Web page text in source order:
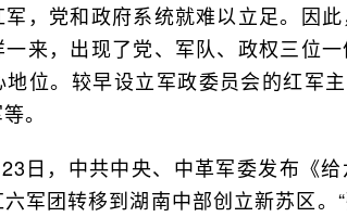
，党和政府系统就难以立足。因
来，出现了党、军队、政权三位
地位。较早设立军政委员会的红军
。
日，中共中央、中革军委发布《给
军团转移到湖南中部创立新苏区。